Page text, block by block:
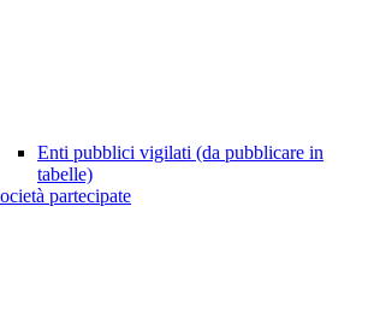
Enti pubblici vigilati (da pubblicare in
tabelle)
partecipate